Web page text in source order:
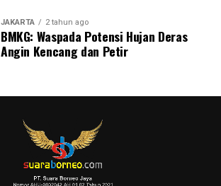
JAKARTA 2 tahun ago
BMKG: Waspada Potensi Hujan Deras
Angin Kencang dan Petir